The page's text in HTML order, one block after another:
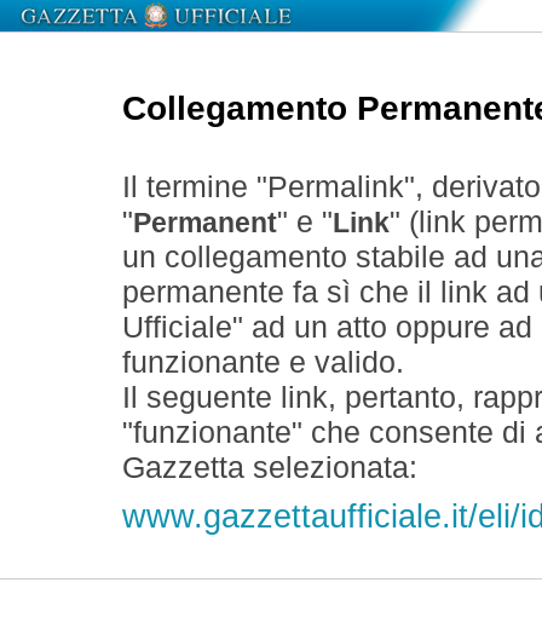
Collegamento
Il termine "Permalink",
" Permanent" e " Link" (link
un collegamento stabile ad
permanente fa sì che il link
Ufficiale" ad un atto oppure
funzionante e valido.
Il seguente link, pertanto,
"funzionante" che consente
Gazzetta selezionata:
www.gazzettaufficiale.it/eli/